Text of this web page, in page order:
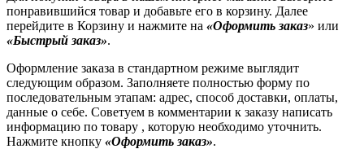
понравившийся товар и добавьте его в корзину. Далее
перейдите в Корзину и нажмите на «Оформить заказ» или
«Быстрый заказ».
Оформление заказа в стандартном режиме выглядит
следующим образом. Заполняете полностью форму по
последовательным этапам: адрес, способ доставки, оплаты,
данные о себе. Советуем в комментарии к заказу написать
информацию по товару , которую необходимо уточнить.
Нажмите кнопку «Оформить заказ».